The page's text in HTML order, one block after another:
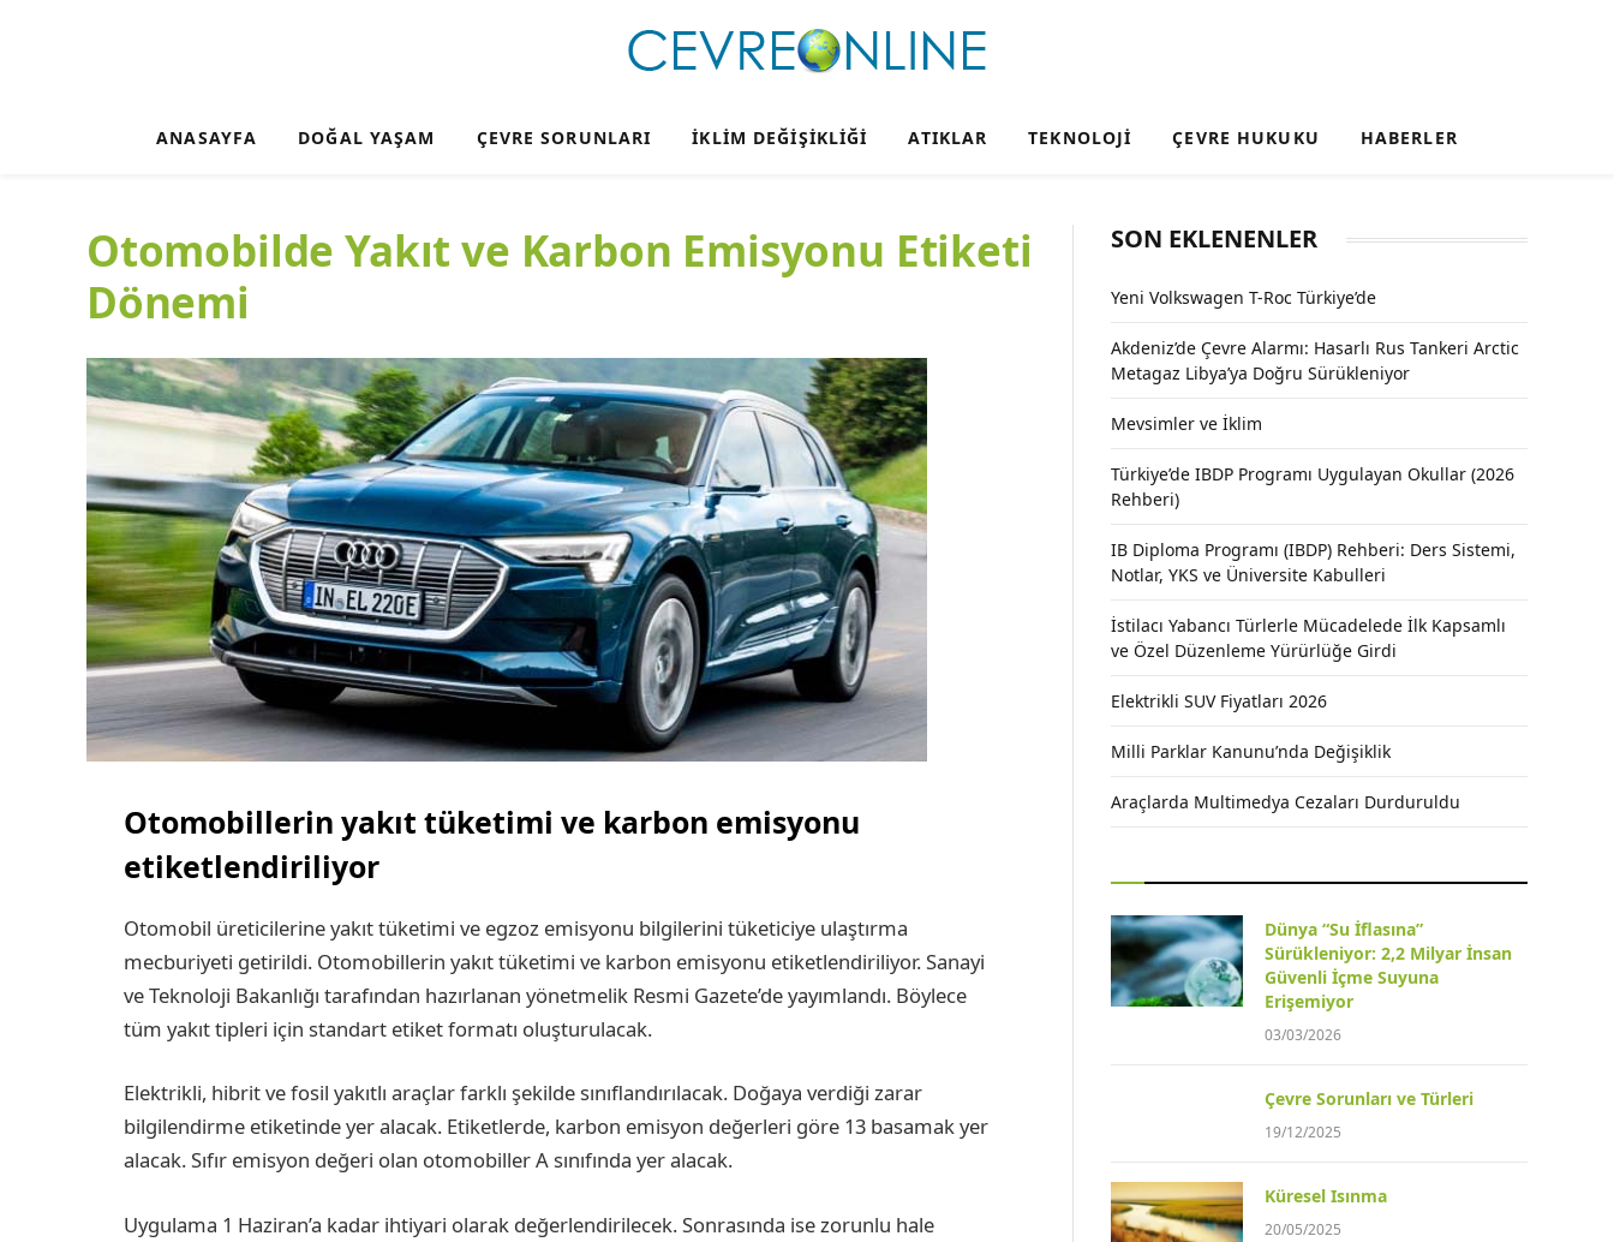
ANASAYFA DOĞAL YAŞAM ÇEVRE SORUNLARI İKLIM DEĞIŞIKLIĞI ATIKLAR TEKNOLOJI ÇEVRE HUKUKU HABERLER
Otomobilde Yakıt ve Karbon Emisyonu Etiketi
Dönemi
Otomobillerin yakıt tüketimi ve karbon emisyonu
etiketlendiriliyor
Otomobil üreticilerine yakıt tüketimi ve egzoz emisyonu bilgilerini tüketiciye ulaştırma
mecburiyeti getirildi. Otomobillerin yakıt tüketimi ve karbon emisyonu etiketlendiriliyor. Sanayi
ve Teknoloji Bakanlığı tarafından hazırlanan yönetmelik Resmi Gazete’de yayımlandı. Böylece
tüm yakıt tipleri için standart etiket formatı oluşturulacak.
Elektrikli, hibrit ve fosil yakıtlı araçlar farklı şekilde sınıflandırılacak. Doğaya verdiği zarar
bilgilendirme etiketinde yer alacak. Etiketlerde, karbon emisyon değerleri göre 13 basamak yer
alacak. Sıfır emisyon değeri olan otomobiller A sınıfında yer alacak.
Uygulama 1 Haziran’a kadar ihtiyari olarak değerlendirilecek. Sonrasında ise zorunlu hale
SON EKLENENLER
Yeni Volkswagen T-Roc Türkiye’de
Akdeniz’de Çevre Alarmı: Hasarlı Rus Tankeri Arctic
Metagaz Libya’ya Doğru Sürükleniyor
Mevsimler ve İklim
Türkiye’de IBDP Programı Uygulayan Okullar (2026
Rehberi)
IB Diploma Programı (IBDP) Rehberi: Ders Sistemi,
Notlar, YKS ve Üniversite Kabulleri
İstilacı Yabancı Türlerle Mücadelede İlk Kapsamlı
ve Özel Düzenleme Yürürlüğe Girdi
Elektrikli SUV Fiyatları 2026
Milli Parklar Kanunu’nda Değişiklik
Araçlarda Multimedya Cezaları Durduruldu
Dünya “Su İflasına”
Sürükleniyor: 2,2 Milyar İnsan
Güvenli İçme Suyuna
Erişemiyor
03/03/2026
Çevre Sorunları ve Türleri
19/12/2025
Küresel Isınma
20/05/2025